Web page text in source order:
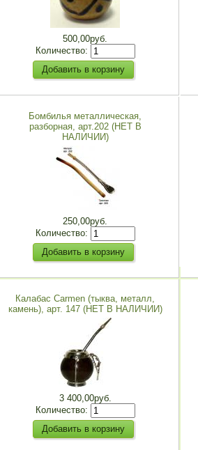
500,00руб.
Количество:
Бомбилья металлическая,
разборная, арт.202 (НЕТ В
НАЛИЧИИ)
250,00руб.
Количество:
Калабас Carmen (тыква, металл,
камень), арт. 147 (НЕТ В НАЛИЧИИ)
3 400,00руб.
Количество: